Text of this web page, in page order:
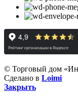
© Торговый дом
Сделано в Loimi
Закрыть